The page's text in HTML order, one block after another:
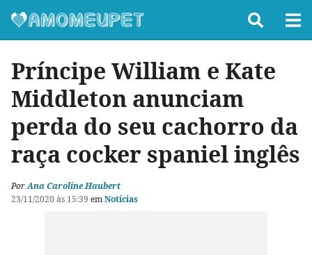
Príncipe William e Kate
Middleton anunciam
perda do seu cachorro da
raça cocker spaniel inglês
PorAna Caroline Haubert
23/11/2020 às 15:39 emNotícias